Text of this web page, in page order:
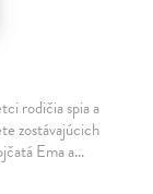
rodičia spia a
zostávajúcich
Ema a…